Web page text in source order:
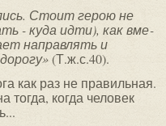
Стоит герою не
- куда идти), как вме­
направлять и
(Т.ж.с.40).
как раз не правильная.
тогда, когда человек